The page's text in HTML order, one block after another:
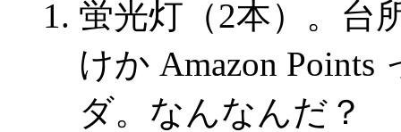
蛍光灯（2本）。台
けか Amazon
ダ。なんなんだ？